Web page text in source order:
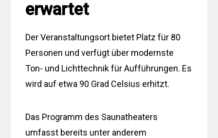
erwartet
Der Veranstaltungsort bietet Platz für 80
Personen und verfügt über modernste
Ton- und Lichttechnik für Aufführungen. Es
wird auf etwa 90 Grad Celsius erhitzt.
Das Programm des Saunatheaters
umfasst bereits unter anderem